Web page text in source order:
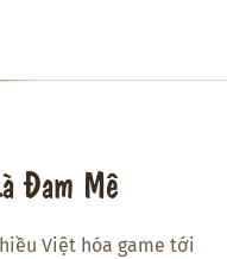
Đam Mê
Việt hóa game tới